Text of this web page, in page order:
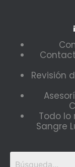
Revisión
Todo lo
Sangre